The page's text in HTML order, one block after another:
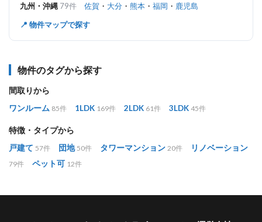
九州・沖縄 79件 佐賀 ・ 大分 ・ 熊本 ・ 福岡 ・ 鹿児島
📍 物件マップで探す
物件のタグから探す
間取りから
ワンルーム 85件 1LDK 169件 2LDK 61件 3LDK 45件
特徴・タイプから
戸建て 57件 団地 50件 タワーマンション 20件 リノベーション
79件 ペット可 12件